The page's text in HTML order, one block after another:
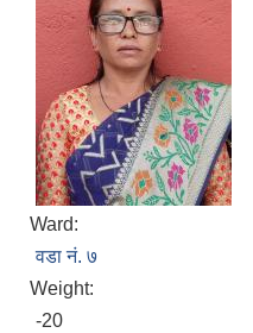
Ward:
वडा नं. ७
Weight:
-20